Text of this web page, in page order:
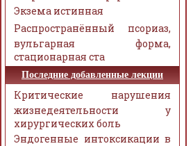
Экзема истинная
Распространённый псориаз,
вульгарная форма,
стационарная ста
Последние добавленные лекции
Критические нарушения
жизнедеятельности у
хирургических боль
Эндогенные интоксикации в